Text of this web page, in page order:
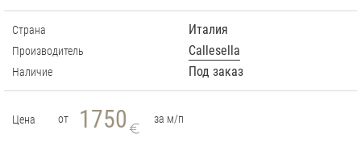
Страна Италия
Производитель Callesella
Наличие Под заказ
Цена от 1750 за м/п